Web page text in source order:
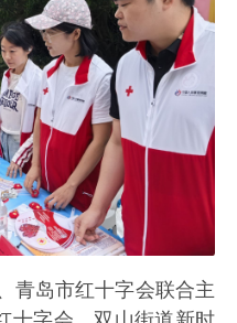
青岛市红十字会联合主